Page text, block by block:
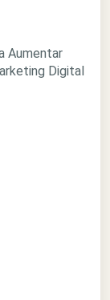
Aumentar
Digital